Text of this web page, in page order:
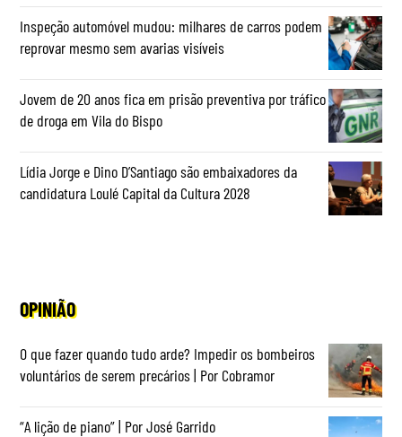
Inspeção automóvel mudou: milhares de carros podem
reprovar mesmo sem avarias visíveis
Jovem de 20 anos fica em prisão preventiva por tráfico
de droga em Vila do Bispo
Lídia Jorge e Dino D’Santiago são embaixadores da
candidatura Loulé Capital da Cultura 2028
OPINIÃO
O que fazer quando tudo arde? Impedir os bombeiros
voluntários de serem precários | Por Cobramor
“A lição de piano” | Por José Garrido